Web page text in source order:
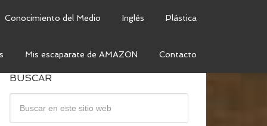
Conocimiento del Medio Inglés Plástica
Mis escaparate de AMAZON Contacto
BUSCAR